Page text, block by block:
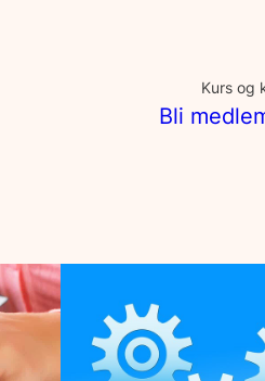
Bli
Kurs og